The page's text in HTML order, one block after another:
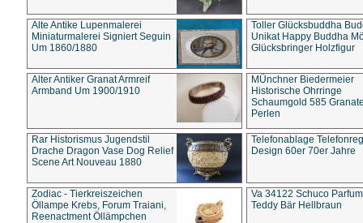
Alte Antike Lupenmalerei
Miniaturmalerei Signiert Seguin
Um 1860/1880
Toller Glücksbuddha
Unikat Happy Buddha
Glücksbringer Holzfigur
Alter Antiker Granat Armreif
Armband Um 1900/1910
MÜnchner Biedermeier
Historische Ohrringe
Schaumgold 585
Perlen
Rar Historismus Jugendstil
Drache Dragon Vase Dog Relief
Scene Art Nouveau 1880
Telefonablage
Design 60er 70er Jahre
Zodiac - Tierkreiszeichen
Öllampe Krebs, Forum Traiani,
Reenactment Öllämpchen
Va 34122 Schuco
Teddy Bär Hellbraun